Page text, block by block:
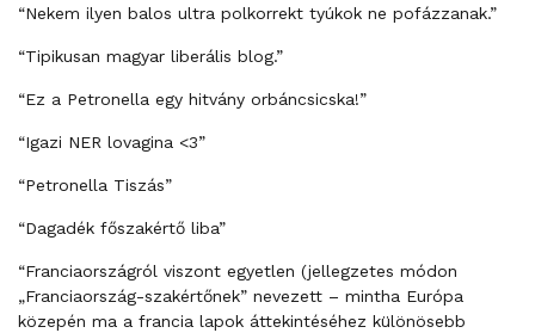
“Nekem ilyen balos ultra polkorrekt tyúkok ne pofázzanak.”
“Tipikusan magyar liberális blog.”
“Ez a Petronella egy hitvány orbáncsicska!”
“Igazi NER lovagina <3”
“Petronella Tiszás”
“Dagadék főszakértő liba”
“Franciaországról viszont egyetlen (jellegzetes módon
„Franciaország-szakértőnek” nevezett – mintha Európa
közepén ma a francia lapok áttekintéséhez különösebb